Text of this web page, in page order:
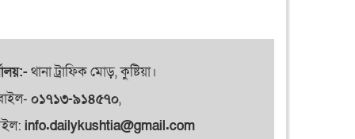
থানা ট্রাফিক মোড়, কুষ্টিয়া।
০১৭১৩-৯১৪৫৭০,
info.dailykushtia@gmail.com